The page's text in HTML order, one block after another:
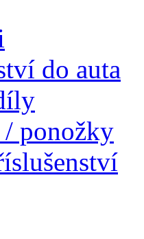
do auta
ponožky